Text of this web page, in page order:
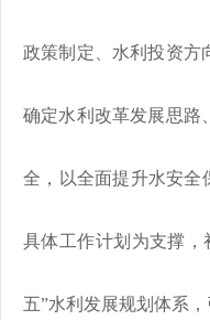
政策制定、水利投资方
确定水利改革发展思路
全，以全面提升水安全
具体工作计划为支撑
五”水利发展规划体系